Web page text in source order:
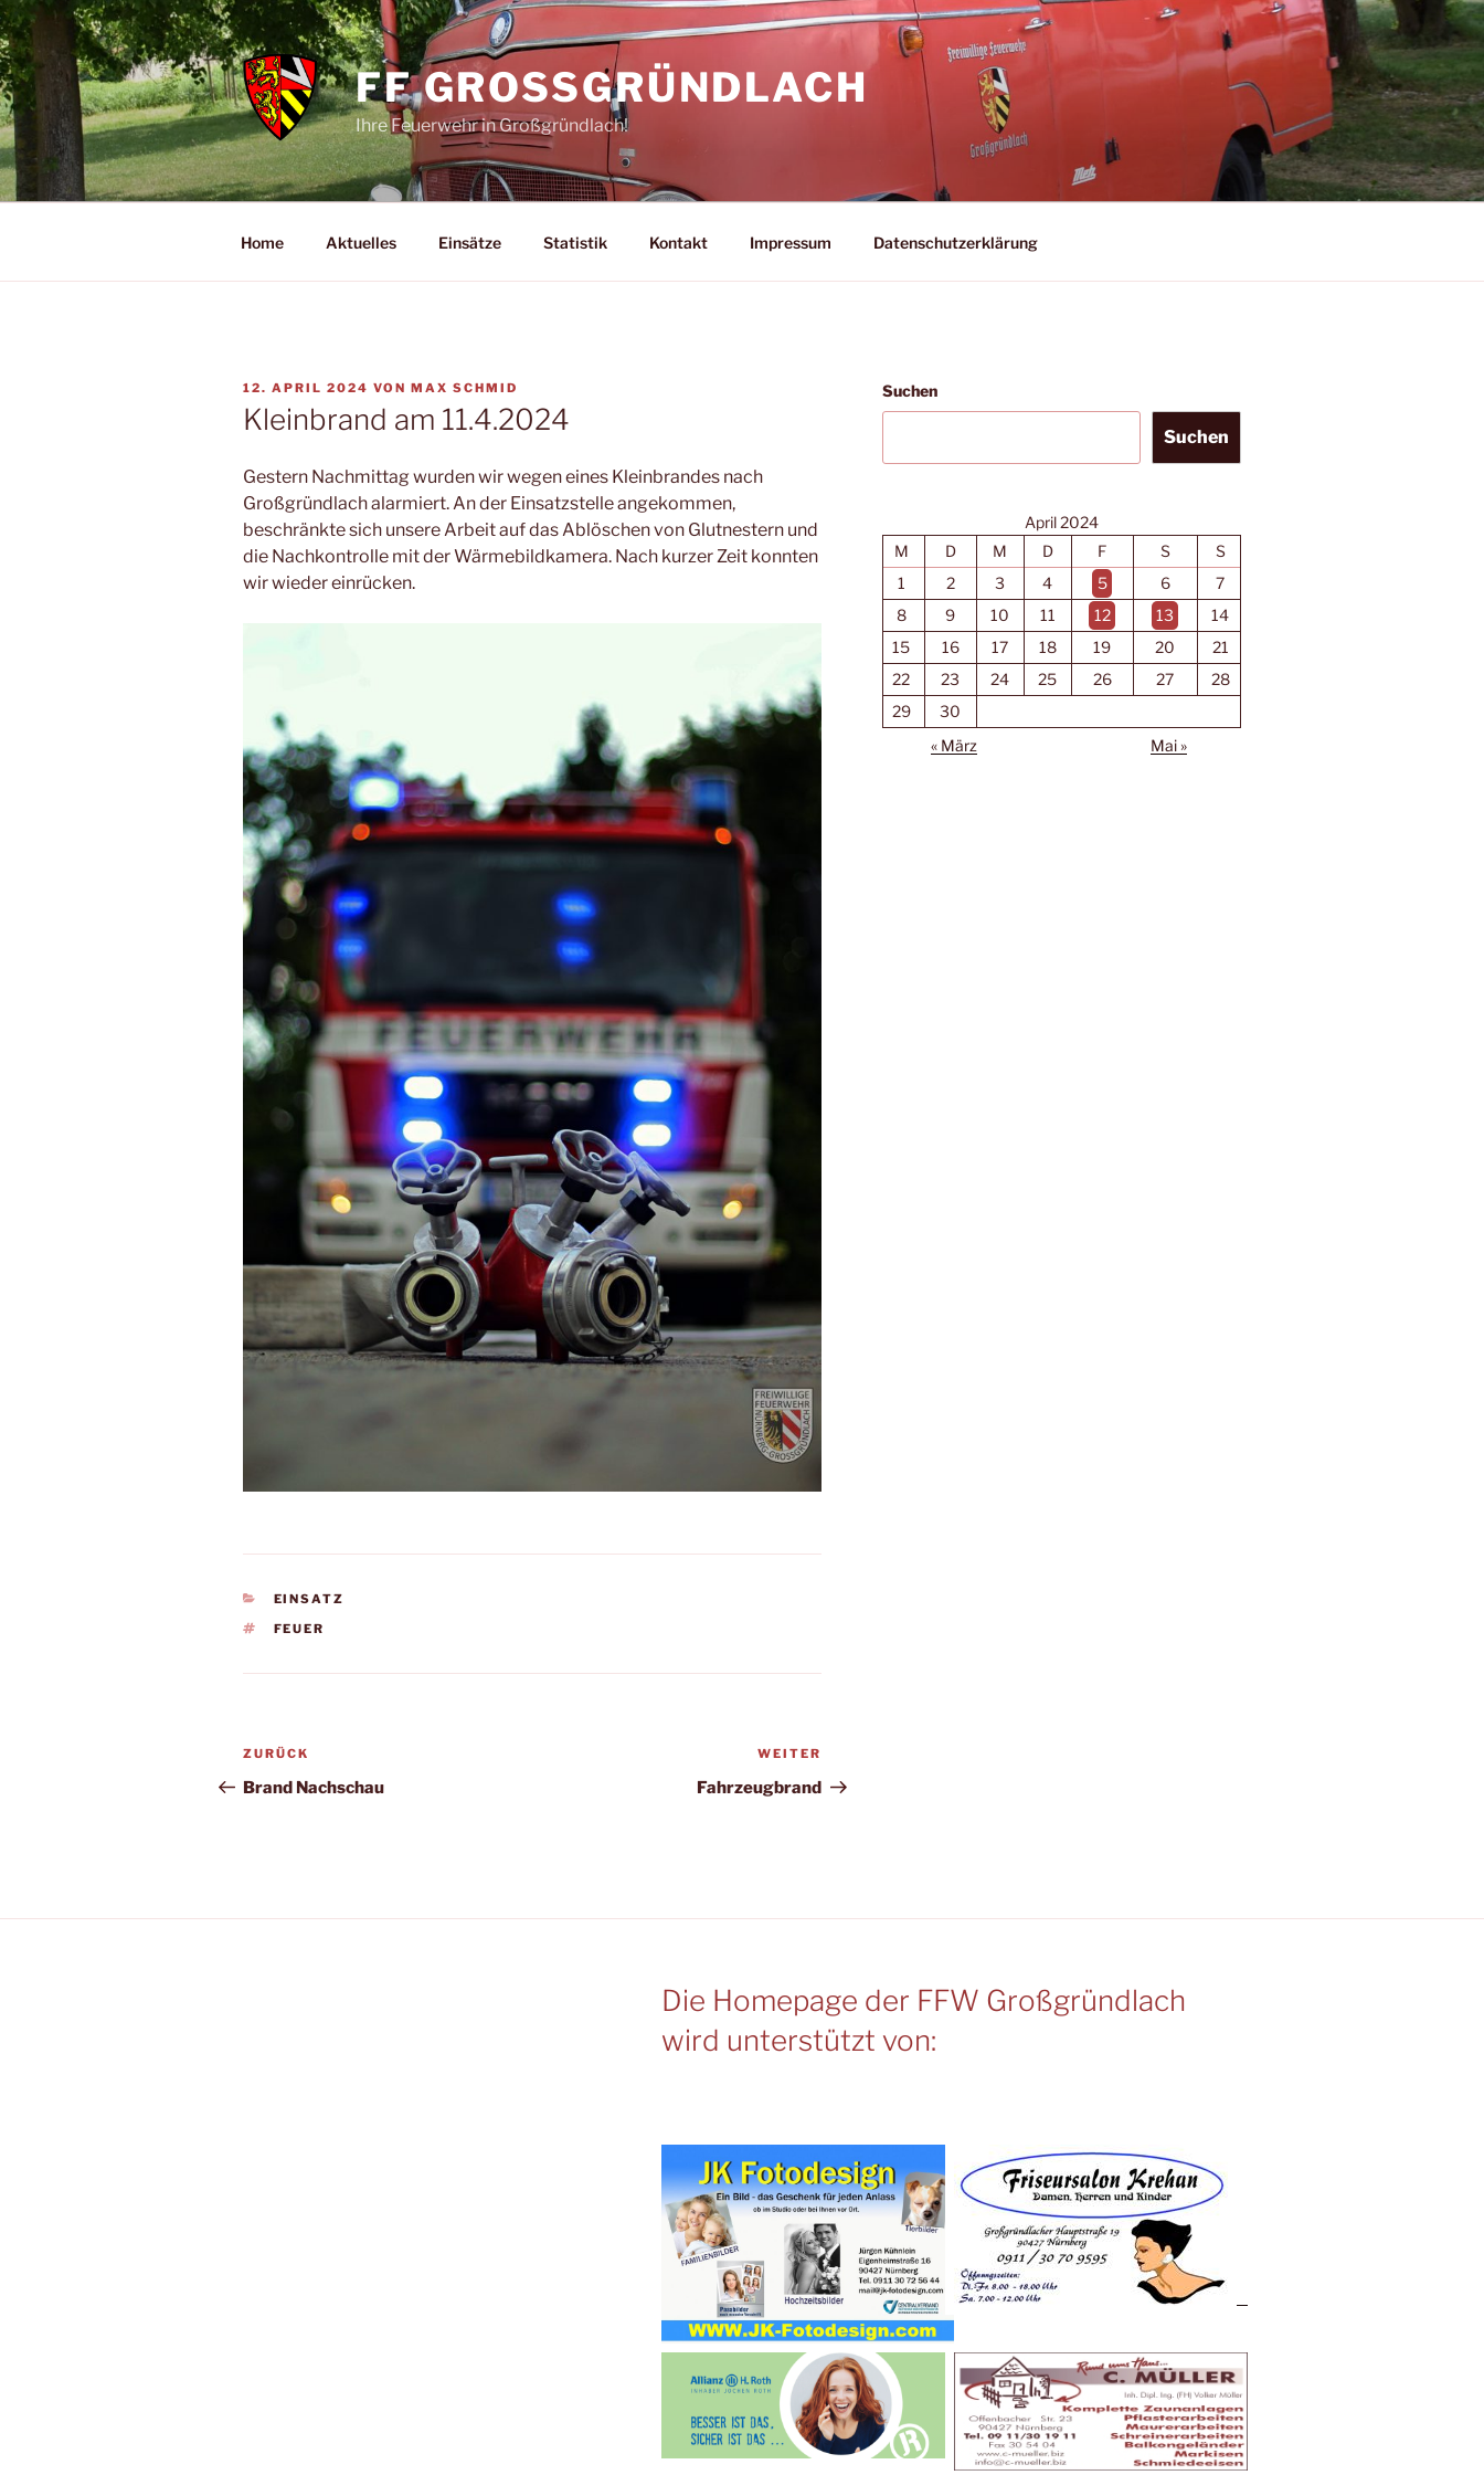
Zum
Inhalt
springen
FF GROSSGRÜNDLACH
Ihre Feuerwehr in Großgründlach!
Home Aktuelles Einsätze Statistik Kontakt Impressum Datenschutzerklärung
VERÖFFENTLICHT
AM
12. APRIL 2024 VON MAX SCHMID
Kleinbrand am 11.4.2024
Gestern Nachmittag wurden wir wegen eines Kleinbrandes nach
Großgründlach alarmiert. An der Einsatzstelle angekommen,
beschränkte sich unsere Arbeit auf das Ablöschen von Glutnestern und
die Nachkontrolle mit der Wärmebildkamera. Nach kurzer Zeit konnten
wir wieder einrücken.
KATEGORIEN
EINSATZ
SCHLAGWÖRTER
FEUER
Beitragsnavigation
Vorheriger
Beitrag
ZURÜCK
Brand Nachschau
Beitrag
WEITER
Fahrzeugbrand
Suchen
Suchen
April 2024
M
D M D F S
S
1
2 3 4 5 6
7
8
9 10 11 12 13
14
15
16 17 18 19 20
21
22
23 24 25 26 27
28
29
30
« März
Mai »
Die Homepage der FFW Großgründlach
wird unterstützt von: